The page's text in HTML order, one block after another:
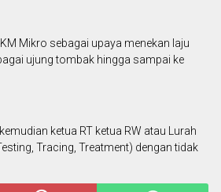
Mikro sebagai upaya menekan laju
ujung tombak hingga sampai ke
ketua RT ketua RW atau Lurah
Tracing, Treatment) dengan tidak